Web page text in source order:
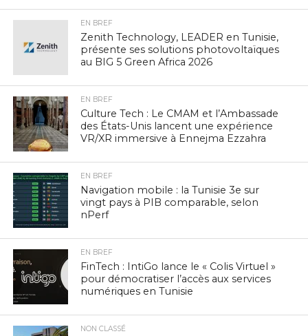
EN BREF
Zenith Technology, LEADER en Tunisie,
présente ses solutions photovoltaïques
au BIG 5 Green Africa 2026
EN BREF
Culture Tech : Le CMAM et l’Ambassade
des États-Unis lancent une expérience
VR/XR immersive à Ennejma Ezzahra
EN BREF
Navigation mobile : la Tunisie 3e sur
vingt pays à PIB comparable, selon
nPerf
EN BREF
FinTech : IntiGo lance le « Colis Virtuel »
pour démocratiser l’accès aux services
numériques en Tunisie
NON CLASSÉ